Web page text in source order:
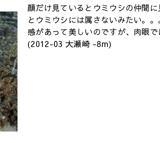
顔だけ見ているとウミウシの仲間
とウミウシには属さないみたい。
感があって美しいのですが、肉眼
(2012-03 大瀬崎 -8m)